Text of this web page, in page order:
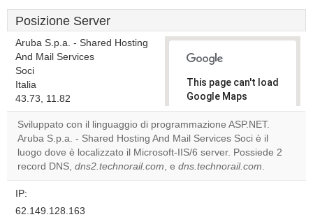
Posizione Server
Aruba S.p.a. - Shared Hosting
And Mail Services
Soci
Italia
43.73, 11.82
This page can't load
Google Maps
correctly.
Do you
own this
website?
OK
Sviluppato con il linguaggio di programmazione ASP.NET.
Aruba S.p.a. - Shared Hosting And Mail Services Soci è il
luogo dove è localizzato il Microsoft-IIS/6 server. Possiede 2
record DNS, dns2.technorail.com, e dns.technorail.com.
IP:
62.149.128.163